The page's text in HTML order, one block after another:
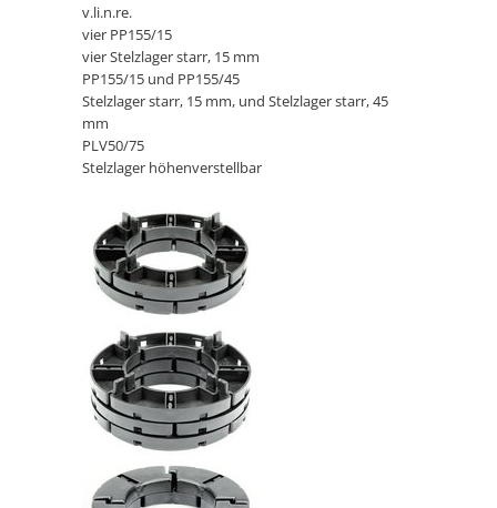
v.li.n.re.
vier PP155/15
vier Stelzlager starr, 15 mm
PP155/15 und PP155/45
Stelzlager starr, 15 mm, und Stelzlager starr, 45
mm
PLV50/75
Stelzlager höhenverstellbar